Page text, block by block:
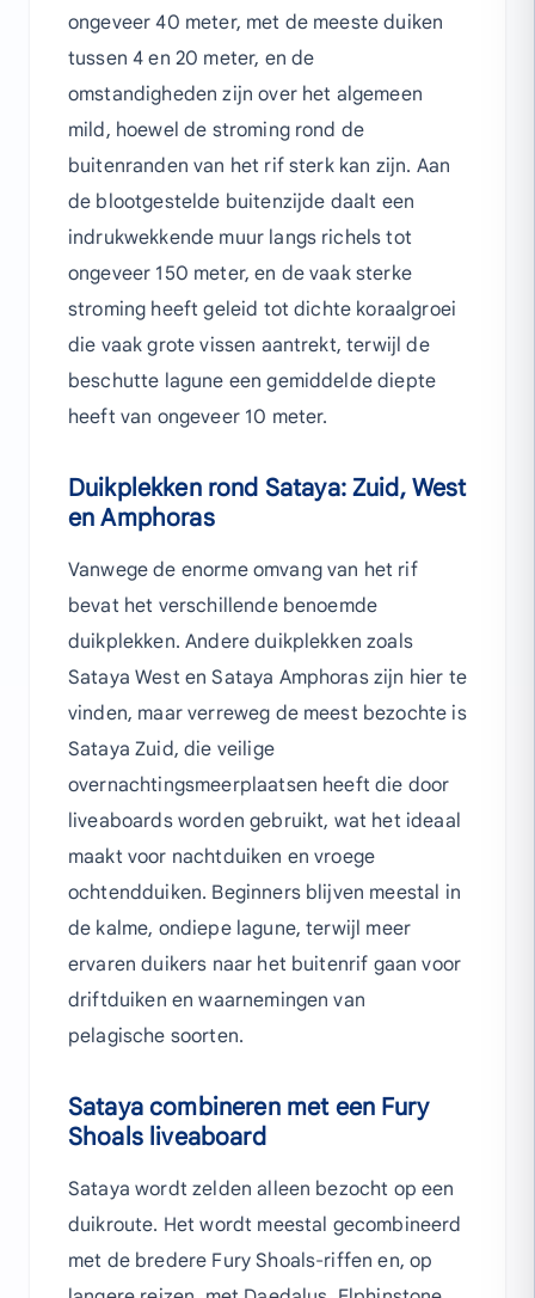
ongeveer 40 meter, met de meeste duiken
tussen 4 en 20 meter, en de
omstandigheden zijn over het algemeen
mild, hoewel de stroming rond de
buitenranden van het rif sterk kan zijn. Aan
de blootgestelde buitenzijde daalt een
indrukwekkende muur langs richels tot
ongeveer 150 meter, en de vaak sterke
stroming heeft geleid tot dichte koraalgroei
die vaak grote vissen aantrekt, terwijl de
beschutte lagune een gemiddelde diepte
heeft van ongeveer 10 meter.
Duikplekken rond Sataya: Zuid, West
en Amphoras
Vanwege de enorme omvang van het rif
bevat het verschillende benoemde
duikplekken. Andere duikplekken zoals
Sataya West en Sataya Amphoras zijn hier te
vinden, maar verreweg de meest bezochte is
Sataya Zuid, die veilige
overnachtingsmeerplaatsen heeft die door
liveaboards worden gebruikt, wat het ideaal
maakt voor nachtduiken en vroege
ochtendduiken. Beginners blijven meestal in
de kalme, ondiepe lagune, terwijl meer
ervaren duikers naar het buitenrif gaan voor
driftduiken en waarnemingen van
pelagische soorten.
Sataya combineren met een Fury
Shoals liveaboard
Sataya wordt zelden alleen bezocht op een
duikroute. Het wordt meestal gecombineerd
met de bredere Fury Shoals-riffen en, op